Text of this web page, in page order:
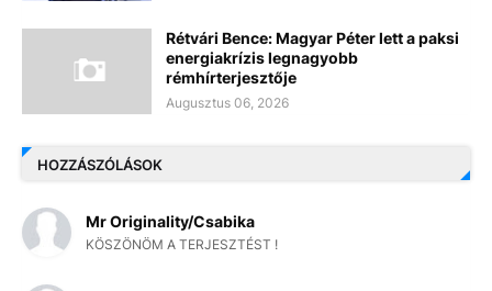
Rétvári Bence: Magyar Péter lett a paksi
energiakrízis legnagyobb
rémhírterjesztője
Augusztus 06, 2026
HOZZÁSZÓLÁSOK
Mr Originality/Csabika
KÖSZÖNÖM A TERJESZTÉST !